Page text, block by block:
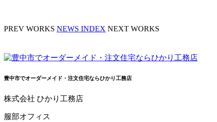
PREV WORKS NEWS INDEX NEXT WORKS
豊中市でオーダーメイド・注文住宅ならひかり工務店
株式会社 ひかり工務店
服部オフィス